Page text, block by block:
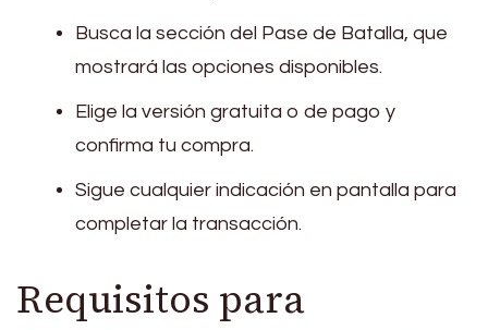
Busca la sección del Pase de Batalla, que
mostrará las opciones disponibles.
Elige la versión gratuita o de pago y
confirma tu compra.
Sigue cualquier indicación en pantalla para
completar la transacción.
Requisitos para